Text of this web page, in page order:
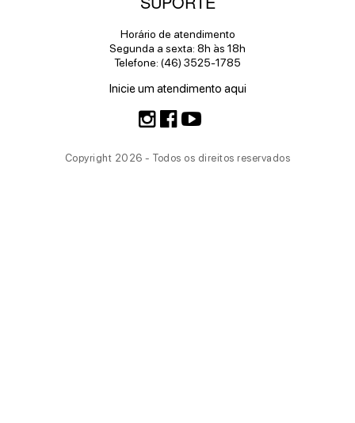
Horário de atendimento
Segunda a sexta: 8h às 18h
Telefone: (46) 3525-1785
Inicie um atendimento aqui
Copyright 2026 - Todos os direitos reservados